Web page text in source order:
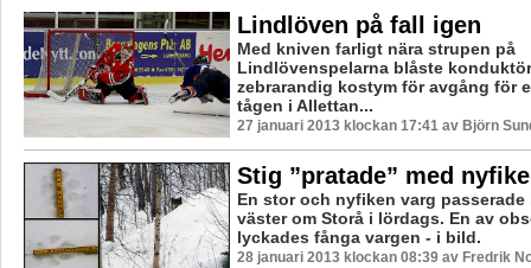
Lindlöven på fall igen
Med kniven farligt nära strupen på
Lindlövenspelarna blåste
zebrarandig kostym för avgång för
tågen i Allettan...
27 januari 2013 klockan 17:41 av Björn
Stig ”pratade” med
En stor och nyfiken varg passerade
väster om Storå i lördags. En av
lyckades fånga vargen - i bild.
28 januari 2013 klockan 08:39 av Fredrik